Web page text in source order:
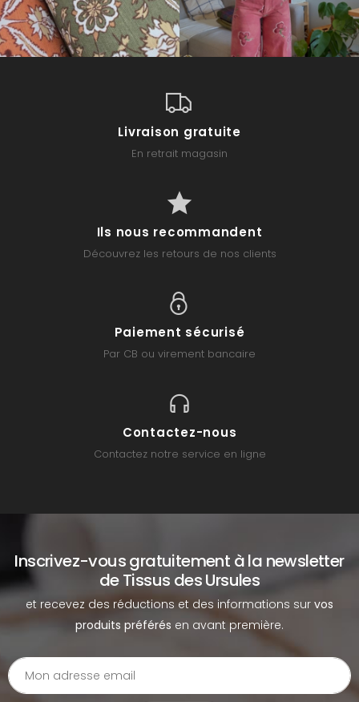
Livraison gratuite
En retrait magasin
Ils nous recommandent
Découvrez les retours de nos clients
Paiement sécurisé
Par CB ou virement bancaire
Contactez-nous
Contactez notre service en ligne
Inscrivez-vous gratuitement à la newsletter
de Tissus des Ursules
et recevez des réductions et des informations sur vos
produits préférés en avant première.